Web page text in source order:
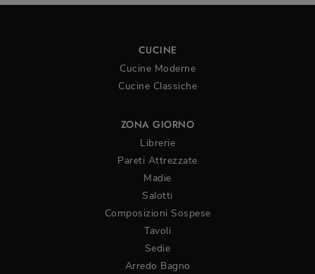
CUCINE
Cucine Moderne
Cucine Classiche
ZONA GIORNO
Librerie
Pareti Attrezzate
Madie
Salotti
Composizioni Sospese
Tavoli
Sedie
Arredo Bagno